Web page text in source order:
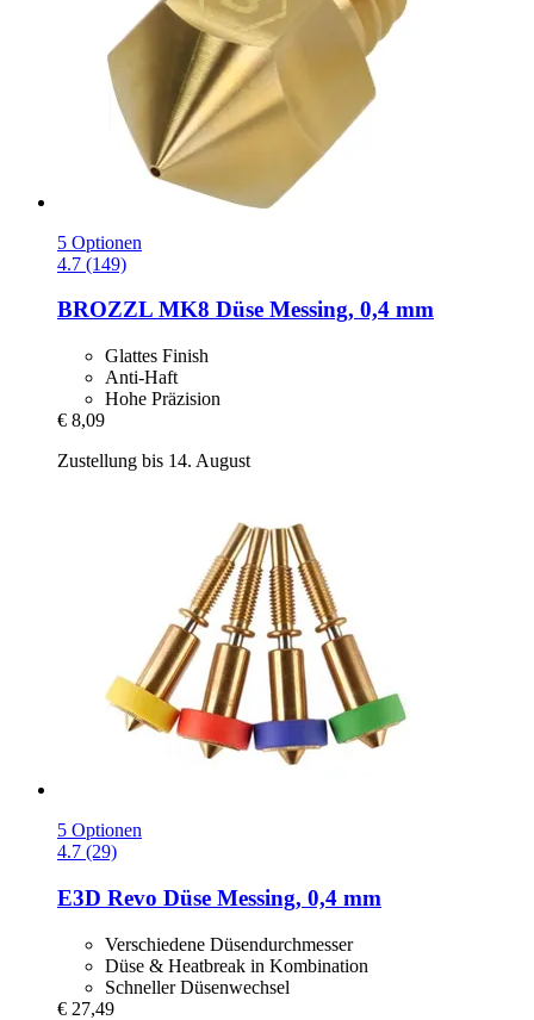
5 Optionen
4.7 (149)
BROZZL MK8 Düse Messing, 0,4 mm
Glattes Finish
Anti-Haft
Hohe Präzision
€ 8,09
Zustellung bis 14. August
5 Optionen
4.7 (29)
E3D Revo Düse Messing, 0,4 mm
Verschiedene Düsendurchmesser
Düse & Heatbreak in Kombination
Schneller Düsenwechsel
€ 27,49